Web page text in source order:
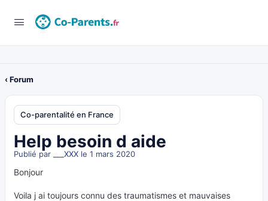
‹ Forum
Co-parentalité en France
Help besoin d aide
Publié par ___XXX le 1 mars 2020
Bonjour
Voila j ai toujours connu des traumatismes et mauvaises